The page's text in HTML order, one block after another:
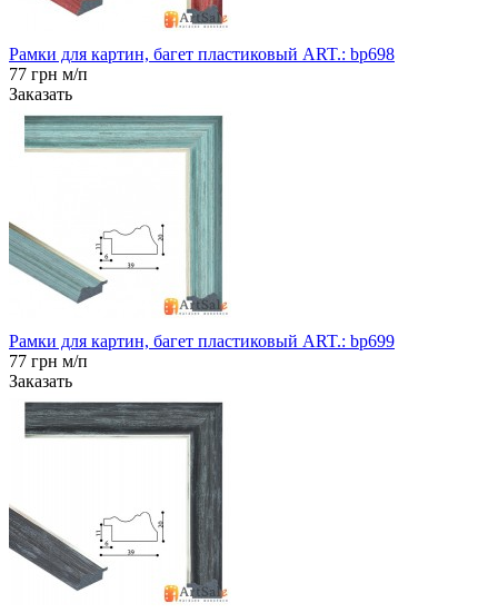
Рамки для картин, багет пластиковый ART.: bp698
77 грн м/п
Заказать
Рамки для картин, багет пластиковый ART.: bp699
77 грн м/п
Заказать